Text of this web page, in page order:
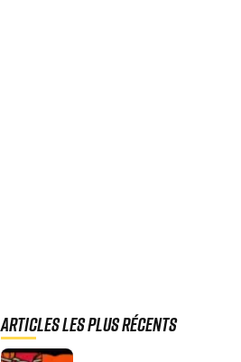
Articles les plus récents